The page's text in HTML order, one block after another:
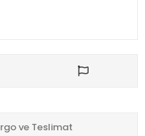
ve Teslimat